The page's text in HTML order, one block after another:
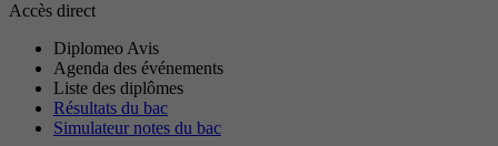
Accès direct
Diplomeo Avis
Agenda des événements
Liste des diplômes
Résultats du bac
Simulateur notes du bac